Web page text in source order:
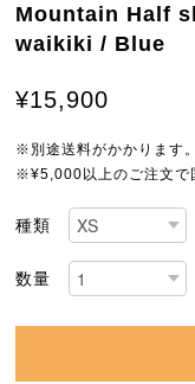
Mountain Half
waikiki / Blue
¥15,900
※別途送料がかかります。
※¥5,000以上のご注文で
種類
数量